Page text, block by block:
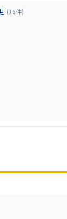
(16件)